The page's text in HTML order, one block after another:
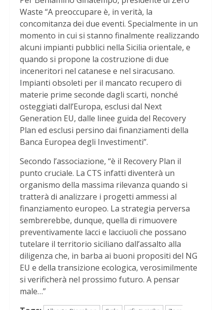
Waste “A preoccupare è, in verità, la
concomitanza dei due eventi. Specialmente in un
momento in cui si stanno finalmente realizzando
alcuni impianti pubblici nella Sicilia orientale, e
quando si propone la costruzione di due
inceneritori nel catanese e nel siracusano.
Impianti obsoleti per il mancato recupero di
materie prime seconde dagli scarti, nonché
osteggiati dall’Europa, esclusi dal Next
Generation EU, dalle linee guida del Recovery
Plan ed esclusi persino dai finanziamenti della
Banca Europea degli Investimenti”.
Secondo l’associazione, “è il Recovery Plan il
punto cruciale. La CTS infatti diventerà un
organismo della massima rilevanza quando si
tratterà di analizzare i progetti ammessi al
finanziamento europeo. La strategia perversa
sembrerebbe, dunque, quella di rimuovere
preventivamente lacci e lacciuoli che possano
tutelare il territorio siciliano dall’assalto alla
diligenza che, in barba ai buoni propositi del NG
EU e della transizione ecologica, verosimilmente
si verificherà nel prossimo futuro. A pensar
male…”